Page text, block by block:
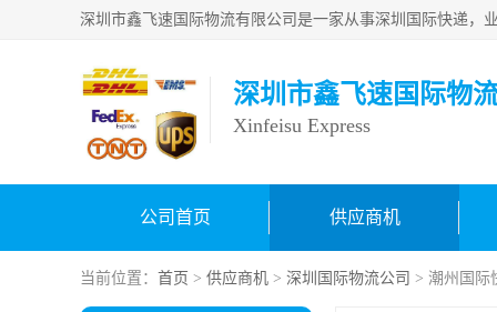
深圳市鑫飞速国际物
Xinfeisu Express
公司首页 供应商机
当前位置： 首页 > 供应商机 > 深圳国际物流公司 > 潮州国际